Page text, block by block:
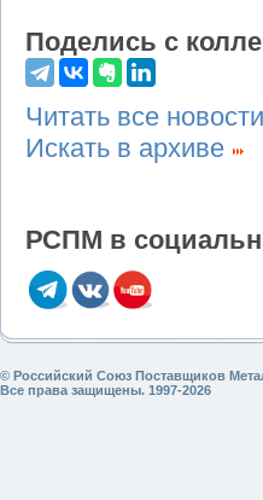
Поделись с
Читать все новости
Искать в архиве
РСПМ в
© Российский Союз Поставщиков
Все права защищены. 1997-2026